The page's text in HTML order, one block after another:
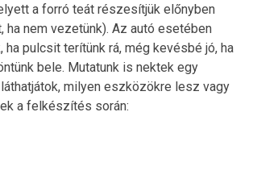
a forró teát részesítjük előnyben
ha nem vezetünk). Az autó esetében
ha pulcsit terítünk rá, még kevésbé jó, ha
bele. Mutatunk is nektek egy
milyen eszközökre lesz vagy
a felkészítés során: